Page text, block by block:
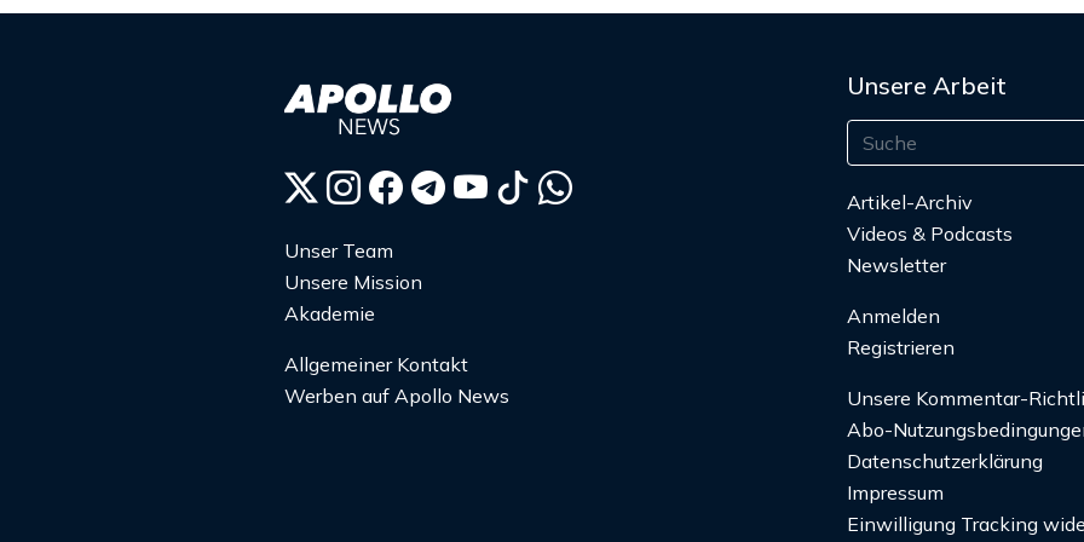
Unser Team
Unsere Mission
Akademie
Allgemeiner Kontakt
Werben auf Apollo News
Unsere Arbeit
Artikel-Archiv
Videos & Podcasts
Newsletter
Anmelden
Registrieren
Unsere Kommentar-
Abo-
Datenschutzerklärung
Impressum
Einwilligung Tracking